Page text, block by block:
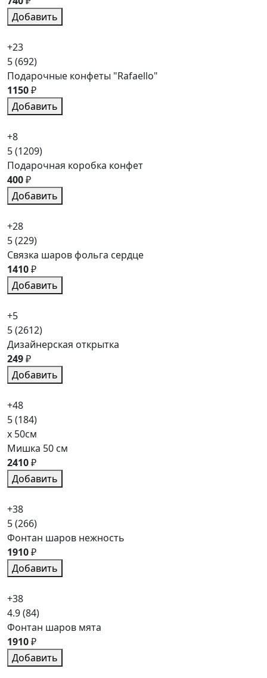
Добавить
+23
5(692)
Подарочные конфеты "Rafaello"
1150₽
Добавить
+8
5(1209)
Подарочная коробка конфет
400₽
Добавить
+28
5(229)
Связка шаров фольга сердце
1410₽
Добавить
+5
5(2612)
Дизайнерская открытка
249₽
Добавить
+48
5(184)
x 50см
Мишка 50 см
2410₽
Добавить
+38
5(266)
Фонтан шаров нежность
1910₽
Добавить
+38
4.9(84)
Фонтан шаров мята
1910₽
Добавить